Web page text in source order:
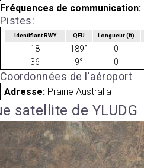
Fréquences de communication:
Pistes:
Identifiant RWY QFU Longueur(ft)
18 189° 0
36
9° 0
Coordonnées de l'aéroport
Adresse: Prairie Australia
satellite de YLUDG